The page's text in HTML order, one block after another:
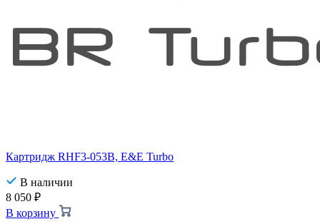
Картридж RHF3-053B, E&E Turbo
В наличии
8 050 ₽
В корзину